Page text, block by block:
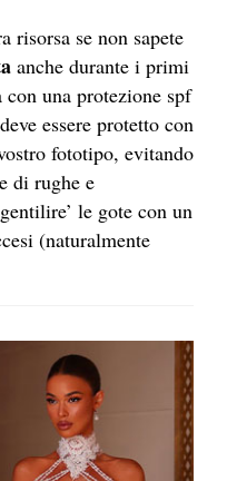
risorsa se non sapete
anche durante i primi
una protezione spf
essere protetto con
fototipo, evitando
di rughe e
le gote con un
(naturalmente